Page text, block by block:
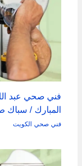
فني صحي عبد
المبارك / سباك
فني صحي الكويت